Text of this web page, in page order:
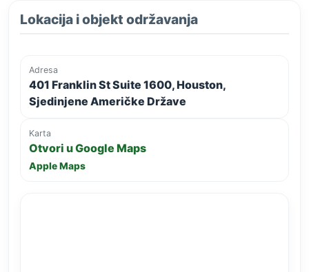
Lokacija i objekt održavanja
Adresa
401 Franklin St Suite 1600, Houston,
Sjedinjene Američke Države
Karta
Otvori u Google Maps
Apple Maps